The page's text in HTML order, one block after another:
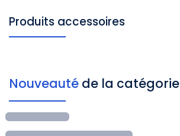
Produits accessoires
Nouveauté de la catégorie